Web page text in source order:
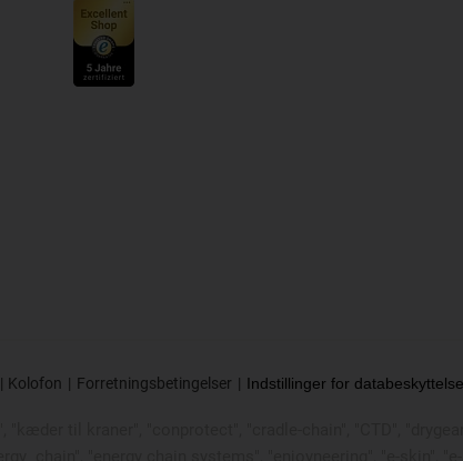
Kolofon Forretningsbetingelser Indstillinger for databeskyttelse